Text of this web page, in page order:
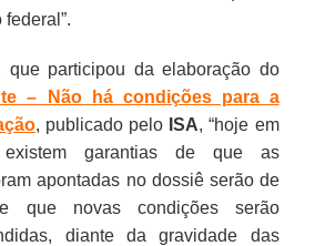
que participou da elaboração do
– Não há condições para a
, publicado pelo ISA, “hoje em
garantias de que as
apontadas no dossiê serão de
que novas condições serão
diante da gravidade das